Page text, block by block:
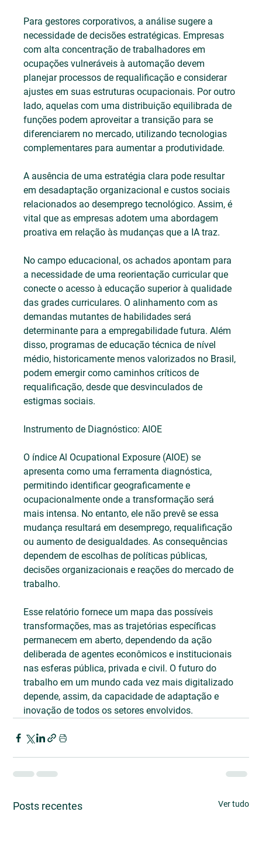
Para gestores corporativos, a análise sugere a
necessidade de decisões estratégicas. Empresas
com alta concentração de trabalhadores em
ocupações vulneráveis à automação devem
planejar processos de requalificação e considerar
ajustes em suas estruturas ocupacionais. Por outro
lado, aquelas com uma distribuição equilibrada de
funções podem aproveitar a transição para se
diferenciarem no mercado, utilizando tecnologias
complementares para aumentar a produtividade.
A ausência de uma estratégia clara pode resultar
em desadaptação organizacional e custos sociais
relacionados ao desemprego tecnológico. Assim, é
vital que as empresas adotem uma abordagem
proativa em relação às mudanças que a IA traz.
No campo educacional, os achados apontam para
a necessidade de uma reorientação curricular que
conecte o acesso à educação superior à qualidade
das grades curriculares. O alinhamento com as
demandas mutantes de habilidades será
determinante para a empregabilidade futura. Além
disso, programas de educação técnica de nível
médio, historicamente menos valorizados no Brasil,
podem emergir como caminhos críticos de
requalificação, desde que desvinculados de
estigmas sociais.
Instrumento de Diagnóstico: AIOE
O índice Al Ocupational Exposure (AIOE) se
apresenta como uma ferramenta diagnóstica,
permitindo identificar geograficamente e
ocupacionalmente onde a transformação será
mais intensa. No entanto, ele não prevê se essa
mudança resultará em desemprego, requalificação
ou aumento de desigualdades. As consequências
dependem de escolhas de políticas públicas,
decisões organizacionais e reações do mercado de
trabalho.
Esse relatório fornece um mapa das possíveis
transformações, mas as trajetórias específicas
permanecem em aberto, dependendo da ação
deliberada de agentes econômicos e institucionais
nas esferas pública, privada e civil. O futuro do
trabalho em um mundo cada vez mais digitalizado
depende, assim, da capacidade de adaptação e
inovação de todos os setores envolvidos.
Posts recentes Ver tudo